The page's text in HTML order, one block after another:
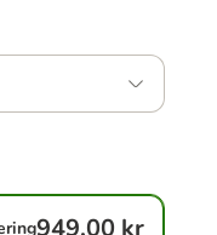
949,00 kr